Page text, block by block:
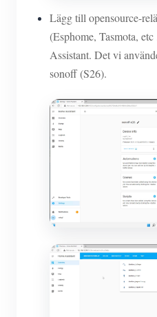
Lägg till opensource-
(Esphome, Tasmota,
Assistant. Det vi
sonoff (S26).